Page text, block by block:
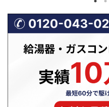
態の前兆で
ん。特に冬
の変化によ
態が悪化し
は、冬に
ジフードの換気
ず、「逆流」し
す。 特に冬場は
風圧の影響で換
くなります。本
ドの換気逆流が
因、そして自分
業者に依頼すべ
やすく解説しま
ください！ レン
...